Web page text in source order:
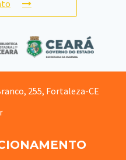
255, Fortaleza-CE